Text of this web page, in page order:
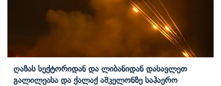
Ღაზას Სექტორიდან Და Ლიბანიდან Დასავლეთ
Გალილეასა Და Ქალაქ Აშკელონზე Საჰაერო